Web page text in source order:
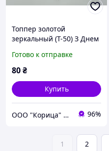
Топпер золотой
зеркальный (Т-50) З Днем
Готово к отправке
80₴
Купить
ООО "Корица" Ингредиенты, декор, упаковка от ведущих европейских производителей для кондитеров 96%
1 2